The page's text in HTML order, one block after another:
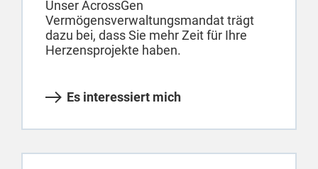
Unser AcrossGen
Vermögensverwaltungsmandat trägt
dazu bei, dass Sie mehr Zeit für Ihre
Herzensprojekte haben.
Es interessiert mich